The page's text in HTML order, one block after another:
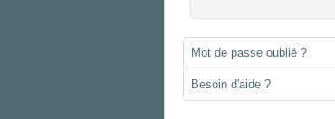
Mot de passe oublié ?
Besoin d'aide ?